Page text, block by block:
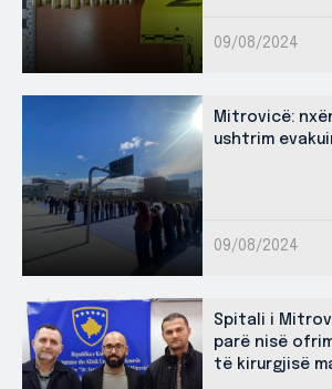
09/08/2024
Mitrovicë:
ushtrim
09/08/2024
Spitali i
parë nisë
të kirurgjisë